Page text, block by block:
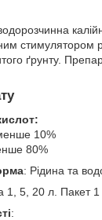
стимулятором
ґрунту.
10%
80%
: Рідина та
1, 5, 20 л. Пакет 1
: